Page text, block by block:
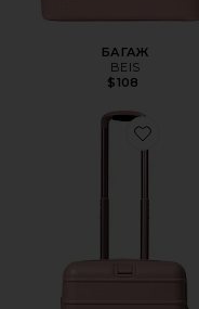
БАГАЖ
BEIS
$108
Favorite